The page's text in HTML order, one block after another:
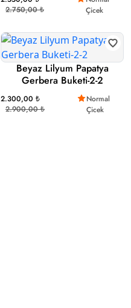
2.750,00 ₺
Çicek
Beyaz Lilyum Papatya
Gerbera Buketi-2-2
2.300,00 ₺
2.900,00 ₺
Normal
Çicek